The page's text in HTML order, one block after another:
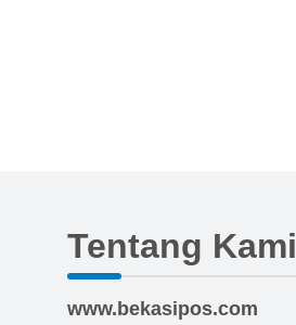
Tentang Kami
www.bekasipos.com